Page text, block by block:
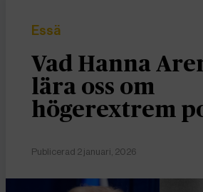
Essä
Vad Hanna
lära oss om
högerextrem
Publicerad 2 januari, 2026